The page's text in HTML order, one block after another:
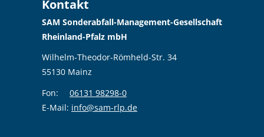
Kontakt
SAM Sonderabfall-Management-Gesellschaft
Rheinland-Pfalz mbH
Wilhelm-Theodor-Römheld-Str. 34
55130 Mainz
Fon:
06131 98298-0
E-Mail: info@sam-rlp.de